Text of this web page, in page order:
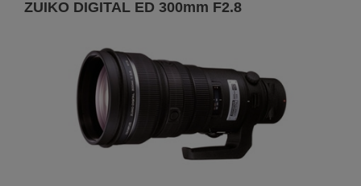
ZUIKO DIGITAL ED 300mm F2.8